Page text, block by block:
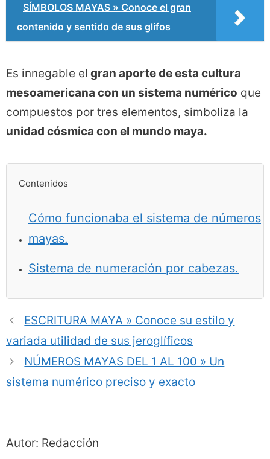
SÍMBOLOS MAYAS » Conoce el gran
contenido y sentido de sus glifos
Es innegable el gran aporte de esta cultura
mesoamericana con un sistema numérico que
compuestos por tres elementos, simboliza la
unidad cósmica con el mundo maya.
Contenidos
Cómo funcionaba el sistema de números
mayas.
Sistema de numeración por cabezas.
ESCRITURA MAYA » Conoce su estilo y
variada utilidad de sus jeroglíficos
NÚMEROS MAYAS DEL 1 AL 100 » Un
sistema numérico preciso y exacto
Autor: Redacción